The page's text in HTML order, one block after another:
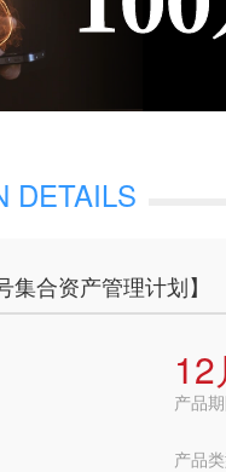
DETAILS
集合资产管理计划】
12
产品
产品